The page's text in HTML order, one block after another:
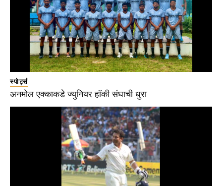
स्पोर्ट्स
अनमोल एक्काकडे ज्युनियर हॉकी संघाची धुरा